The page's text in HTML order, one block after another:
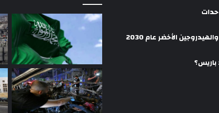
الأخضر عام 2030